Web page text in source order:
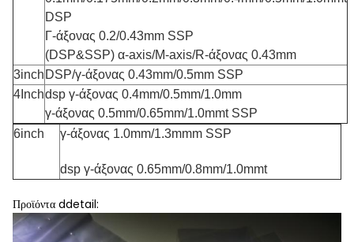
DSP
Γ-άξονας 0.2/0.43mm SSP
(DSP&SSP) α-axis/M-axis/R-άξονας 0.43mm
3inch DSP/γ-άξονας 0.43mm/0.5mm SSP
4Inchdsp γ-άξονας 0.4mm/0.5mm/1.0mm
γ-άξονας 0.5mm/0.65mm/1.0mmt SSP
6inch
γ-άξονας 1.0mm/1.3mmm SSP
dsp γ-άξονας 0.65mm/0.8mm/1.0mmt
Προϊόντα ddetail: